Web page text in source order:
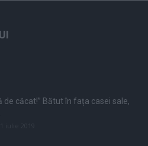
de căcat!” Bătut în fața casei sale,